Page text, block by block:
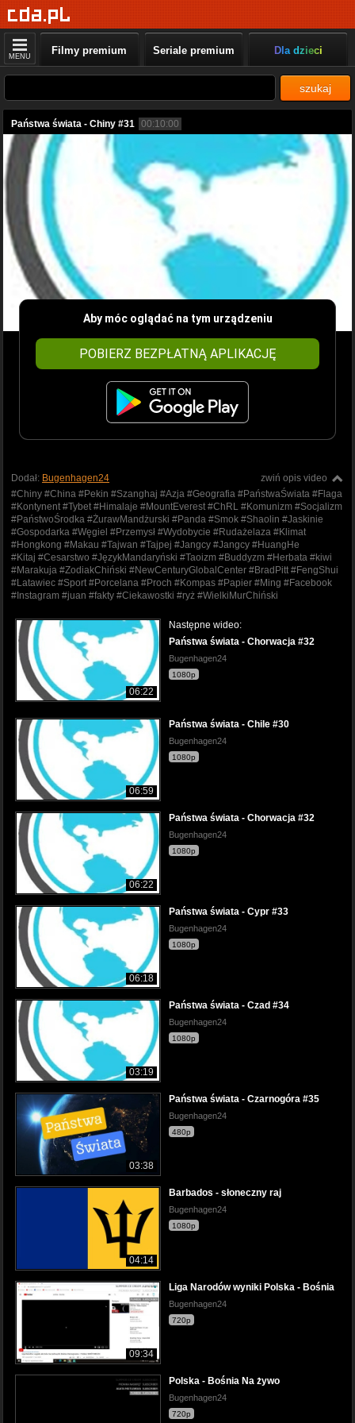
MENU Filmy premium Seriale premium Dla dzieci
szukaj
Państwa świata - Chiny #31 00:10:00
Aby móc oglądać na tym urządzeniu
POBIERZ BEZPŁATNĄ APLIKACJĘ
zwiń opis video
Dodał: Bugenhagen24
#Chiny #China #Pekin #Szanghaj #Azja #Geografia #PaństwaŚwiata #Flaga
#Kontynent #Tybet #Himalaje #MountEverest #ChRL #Komunizm #Socjalizm
#PaństwoŚrodka #ŻurawMandżurski #Panda #Smok #Shaolin #Jaskinie
#Gospodarka #Węgiel #Przemysł #Wydobycie #Rudażelaza #Klimat
#Hongkong #Makau #Tajwan #Tajpej #Jangcy #Jangcy #HuangHe
#Kitaj #Cesarstwo #JęzykMandaryński #Taoizm #Buddyzm #Herbata #kiwi
#Marakuja #ZodiakChiński #NewCenturyGlobalCenter #BradPitt #FengShui
#Latawiec #Sport #Porcelana #Proch #Kompas #Papier #Ming #Facebook
#Instagram #juan #fakty #Ciekawostki #ryż #WielkiMurChiński
06:22
Następne wideo:
Państwa świata - Chorwacja #32
Bugenhagen24
1080p
06:59
Państwa świata - Chile #30
Bugenhagen24
1080p
06:22
Państwa świata - Chorwacja #32
Bugenhagen24
1080p
06:18
Państwa świata - Cypr #33
Bugenhagen24
1080p
03:19
Państwa świata - Czad #34
Bugenhagen24
1080p
03:38
Państwa świata - Czarnogóra #35
Bugenhagen24
480p
04:14
Barbados - słoneczny raj
Bugenhagen24
1080p
09:34
Liga Narodów wyniki Polska - Bośnia
Bugenhagen24
720p
Polska - Bośnia Na żywo
Bugenhagen24
720p